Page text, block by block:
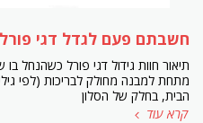
חשבתם פעם לגדל דגי
תיאור חוות גידול דגי פורל כשהנחל
מתחת למבנה מחולק לבריכות (לפי
הבית, בחלק של הסלון
קרא עוד